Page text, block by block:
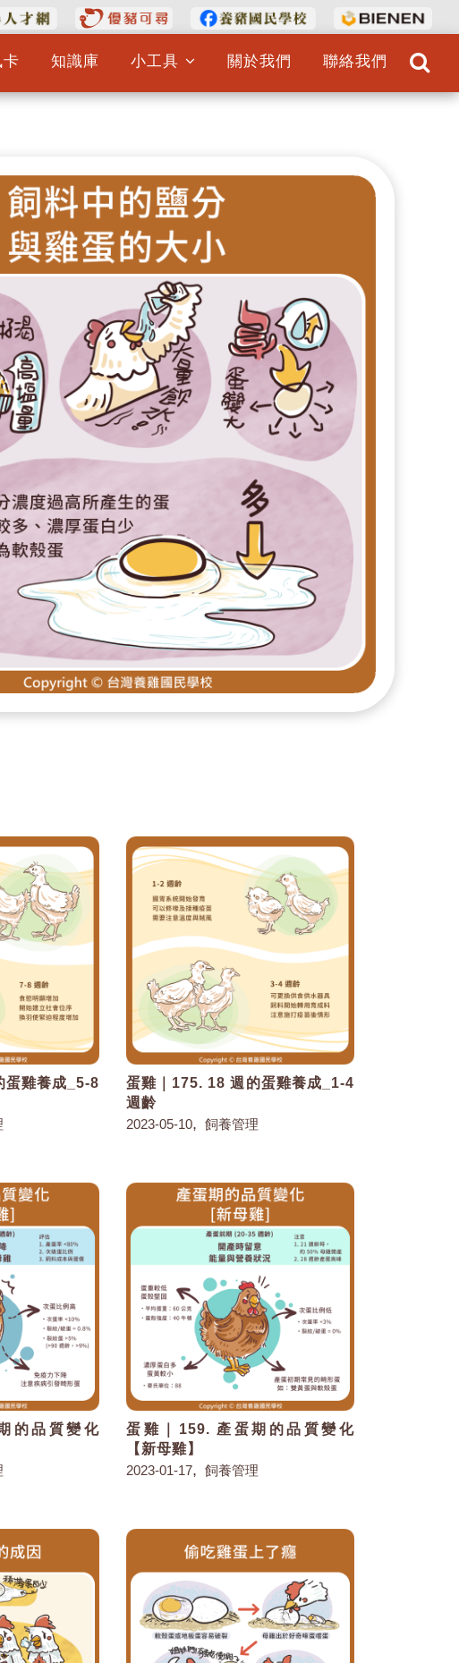
卡 知識庫 小工具 關於我們 聯絡我們
蛋雞養成_5-8
蛋雞｜175. 18 週的蛋雞養成_1-4
週齡
2023-05-10, 飼養管理
的品質變化
蛋雞｜159. 產蛋期的品質變化
【新母雞】
2023-01-17, 飼養管理